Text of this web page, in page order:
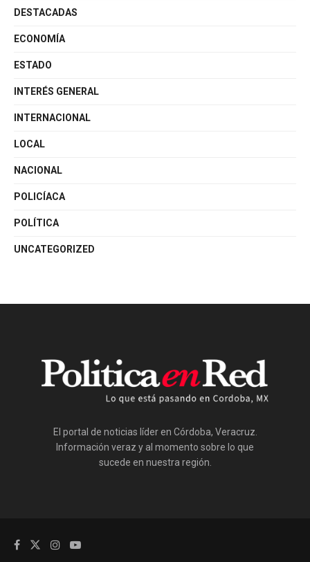
DESTACADAS
ECONOMÍA
ESTADO
INTERÉS GENERAL
INTERNACIONAL
LOCAL
NACIONAL
POLICÍACA
POLÍTICA
UNCATEGORIZED
El portal de noticias líder en Córdoba, Veracruz.
Información veraz y al momento sobre lo que
sucede en nuestra región.